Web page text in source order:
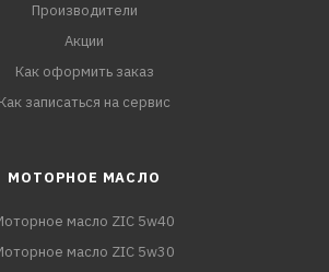
Производители
Акции
Как оформить заказ
Как записаться на сервис
МОТОРНОЕ МАСЛО
масло ZIC 5w40
масло ZIC 5w30